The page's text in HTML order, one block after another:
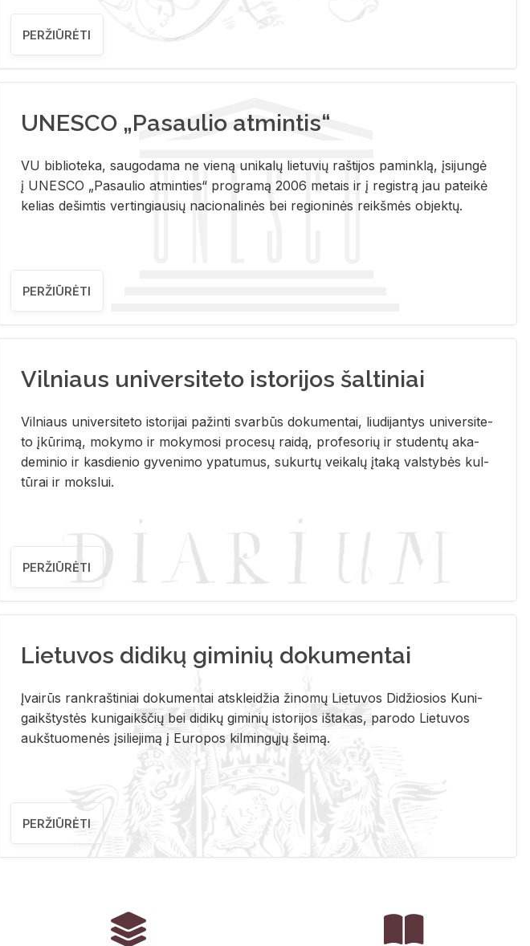
PERŽIŪRĖTI
UNESCO „Pasaulio atmintis“
VU biblioteka, saugodama ne vieną unikalų lietuvių raštijos paminklą, įsijungė
į UNESCO „Pasaulio atminties“ programą 2006 metais ir į registrą jau pateikė
kelias dešimtis vertingiausių nacionalinės bei regioninės reikšmės objektų.
PERŽIŪRĖTI
Vilniaus universiteto istorijos šaltiniai
Vil­niaus uni­ver­si­te­to is­to­ri­jai pa­žin­ti svar­būs do­ku­men­tai, liu­di­jan­tys uni­ver­si­te­
to įkū­ri­mą, mo­ky­mo ir mo­ky­mo­si pro­ce­sų rai­dą, pro­fe­so­rių ir stu­den­tų aka­
de­mi­nio ir kas­die­nio gy­ve­ni­mo ypa­tu­mus, su­kur­tų vei­ka­lų įta­ką vals­ty­bės kul­
tū­rai ir moks­lui.
PERŽIŪRĖTI
Lietuvos didikų giminių dokumentai
Įvai­rūs rank­raš­ti­niai do­ku­men­tai at­sklei­džia ži­no­mų Lie­tu­vos Di­džio­sios Ku­ni­
gaikš­tys­tės ku­ni­gaikš­čių bei di­di­kų gi­mi­nių is­to­ri­jos iš­ta­kas, pa­ro­do Lie­tu­vos
aukš­tuo­me­nės įsi­lie­ji­mą į Eu­ro­pos kil­min­gų­jų šei­mą.
PERŽIŪRĖTI